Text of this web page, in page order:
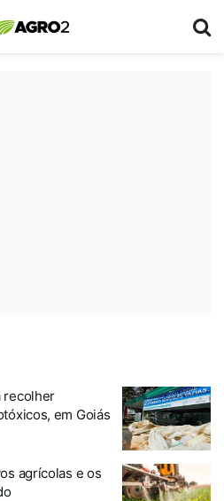
recolher
em Goiás
agrícolas e os